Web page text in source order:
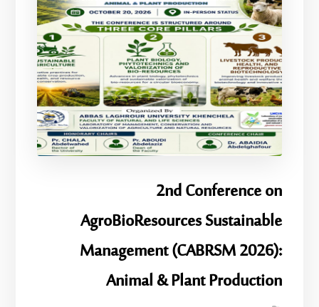
2nd Conference on
AgroBioResources Sustainable
Management (CABRSM 2026):
Animal & Plant Production